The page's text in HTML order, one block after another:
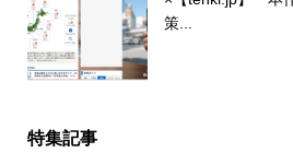
策...
特集記事